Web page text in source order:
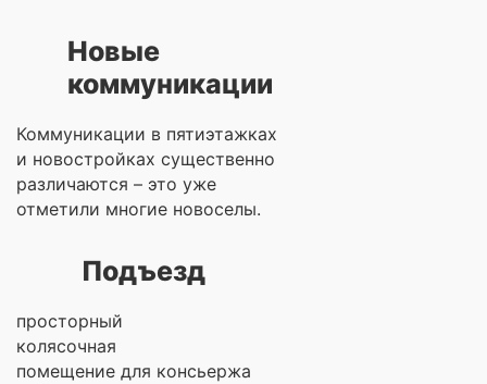
Новые
коммуникации
Коммуникации в пятиэтажках
и новостройках существенно
различаются – это уже
отметили многие новоселы.
Подъезд
просторный
колясочная
помещение для консьержа